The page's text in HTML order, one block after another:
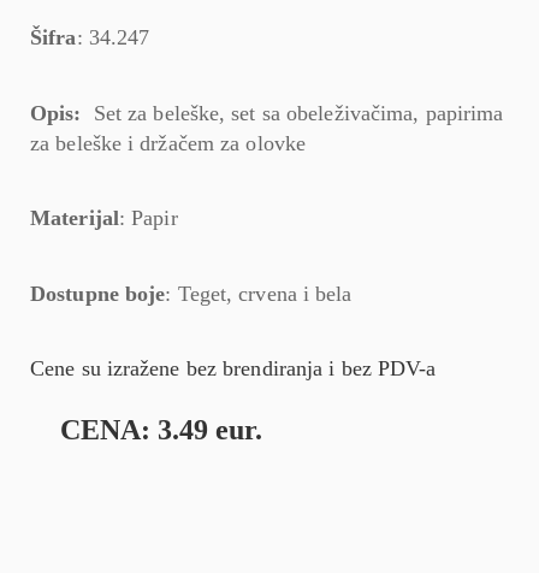
Šifra: 34.247
Opis: Set za beleške, set sa obeleživačima, papirima
za beleške i držačem za olovke
Materijal: Papir
Dostupne boje: Teget, crvena i bela
Cene su izražene bez brendiranja i bez PDV-a
CENA: 3.49 eur.